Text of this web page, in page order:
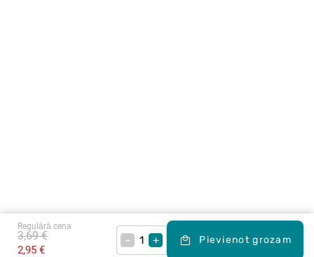
Regulārā cena
2,95 €
3,69 € – + Pievienot grozam